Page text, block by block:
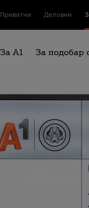
Приватни Деловни
За А1 За подобар